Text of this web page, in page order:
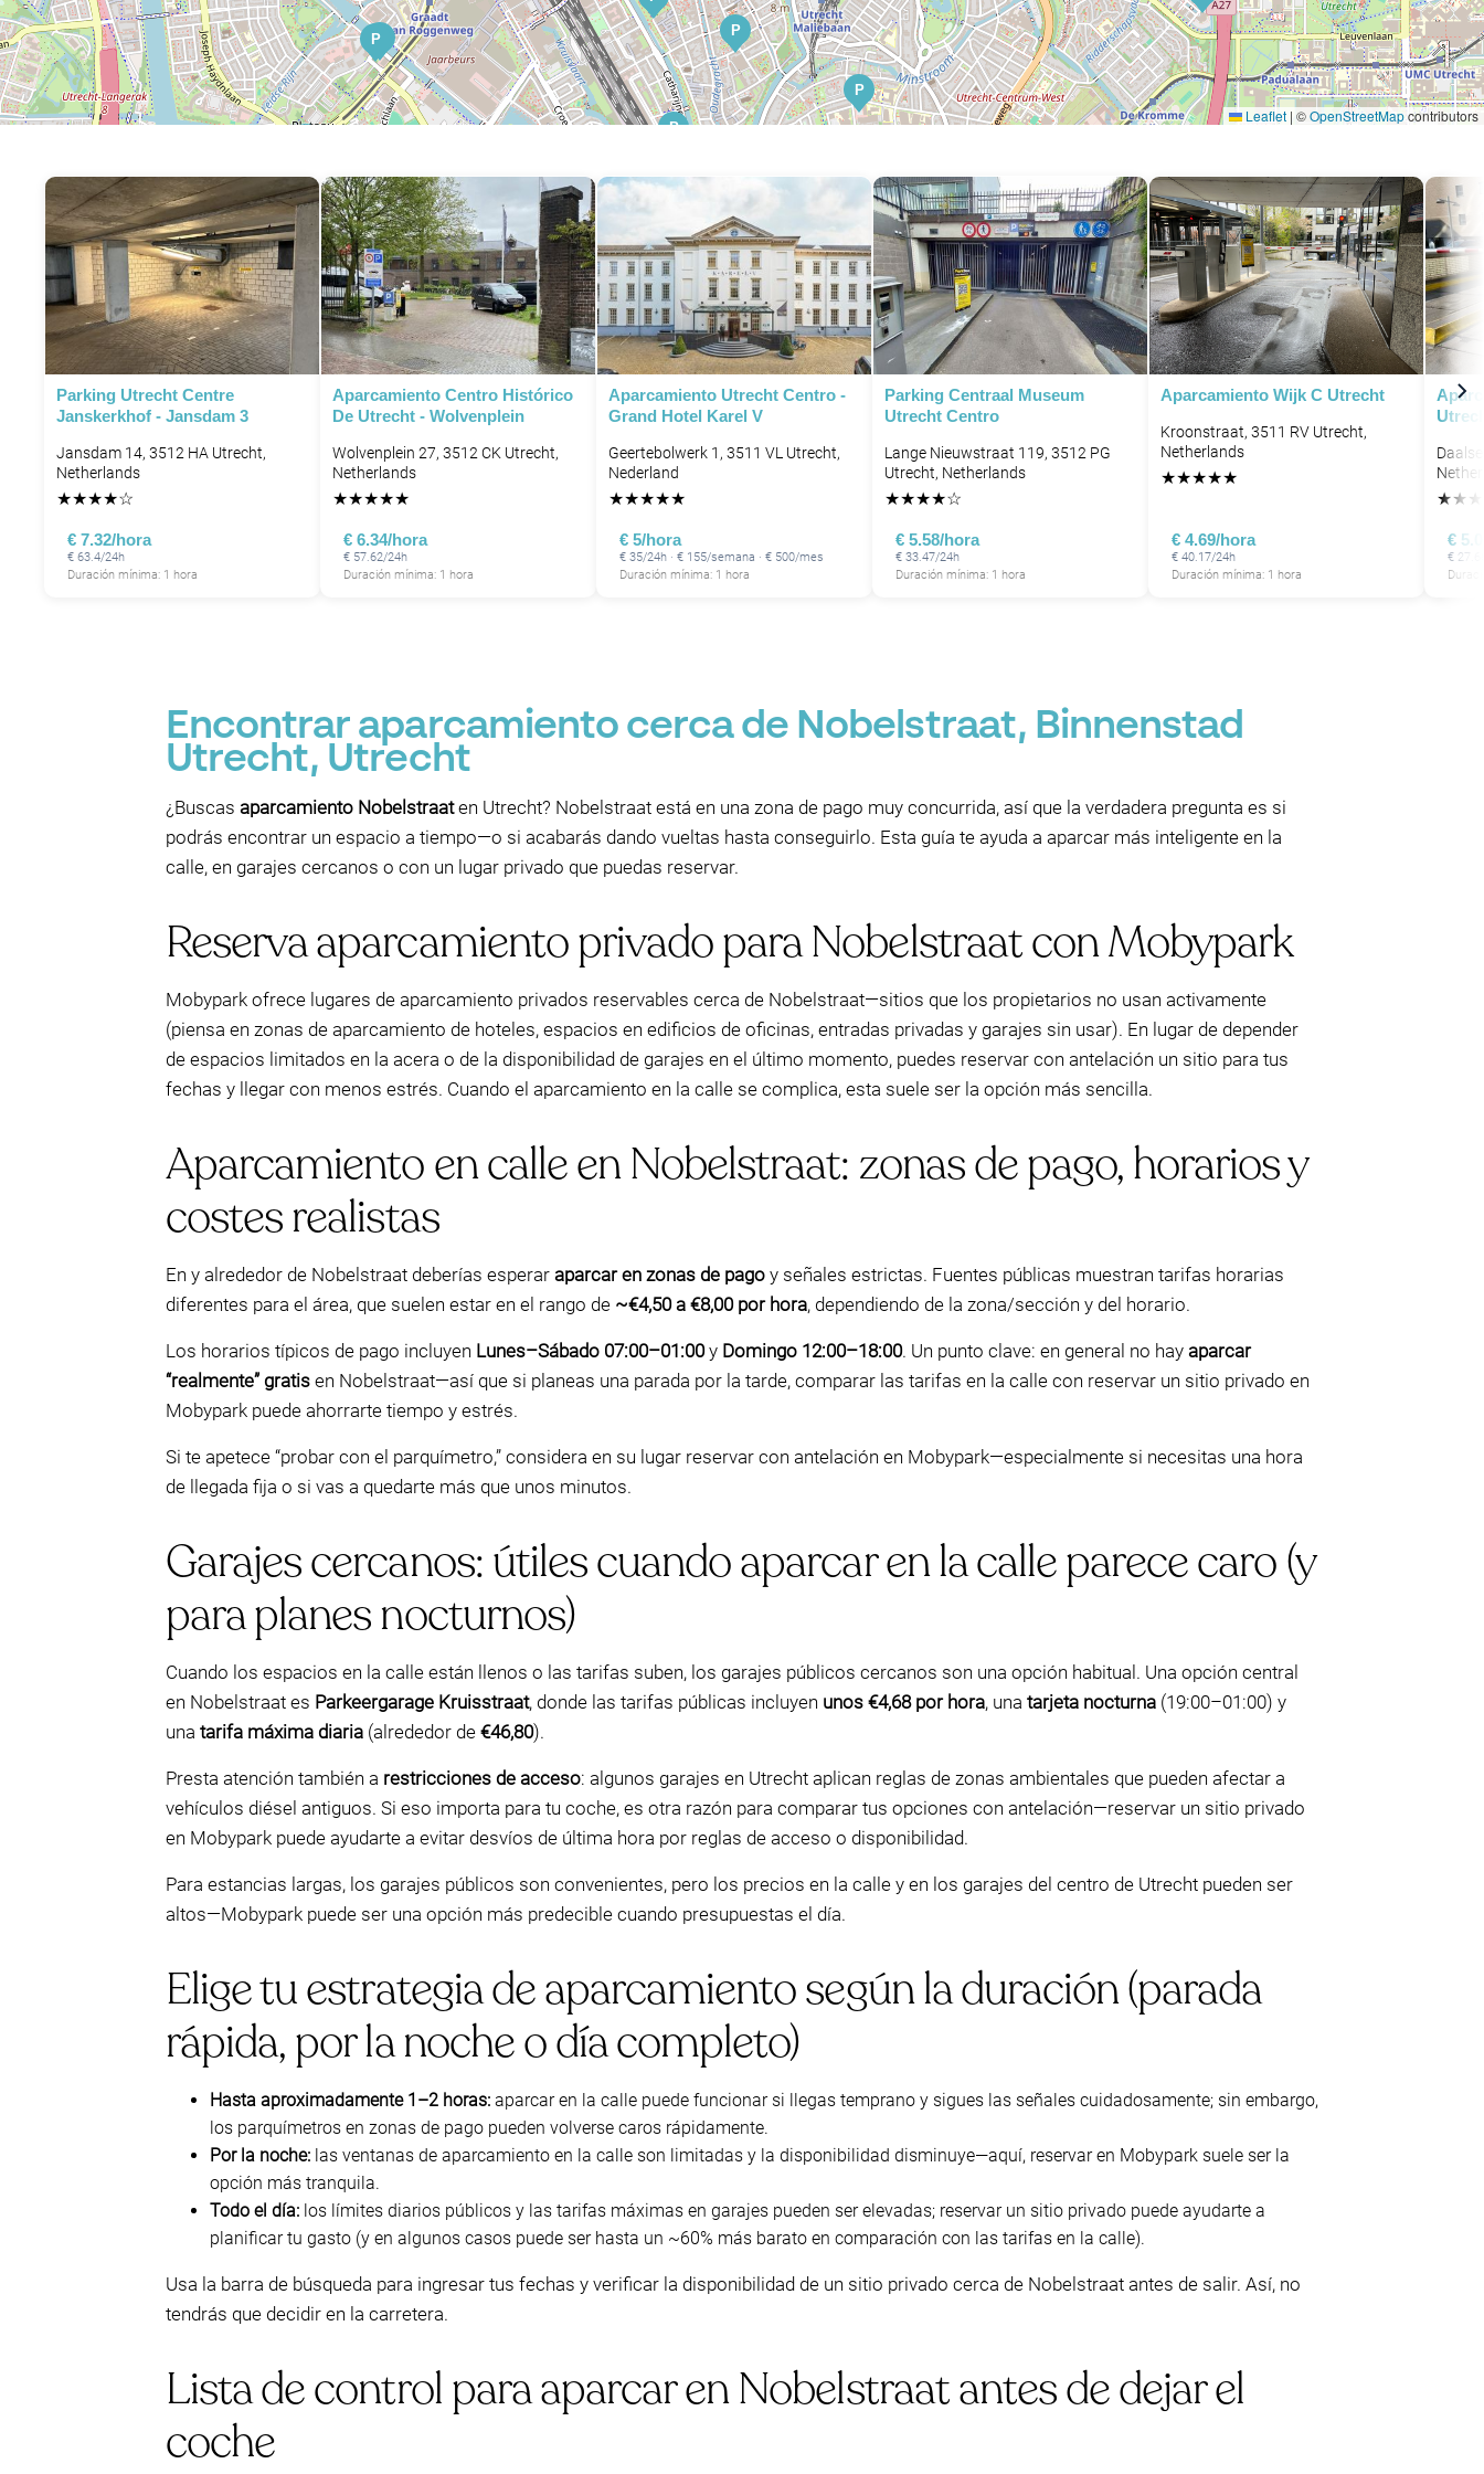
P
P
P
P
P
P
P
P
P
Leaflet | ©OpenStreetMapcontributors
Parking Utrecht Centre
Janskerkhof - Jansdam 3
Jansdam 14, 3512 HA Utrecht,
Netherlands
★★★★☆
€ 7.32/hora
€ 63.4/24h
Duración mínima: 1 hora
Aparcamiento Centro Histórico
De Utrecht - Wolvenplein
Wolvenplein 27, 3512 CK Utrecht,
Netherlands
★★★★★
€ 6.34/hora
€ 57.62/24h
Duración mínima: 1 hora
Aparcamiento Utrecht Centro -
Grand Hotel Karel V
Geertebolwerk 1, 3511 VL Utrecht,
Nederland
★★★★★
€ 5/hora
€ 35/24h · € 155/semana · € 500/mes
Duración mínima: 1 hora
Parking Centraal Museum
Utrecht Centro
Lange Nieuwstraat 119, 3512 PG
Utrecht, Netherlands
★★★★☆
€ 5.58/hora
€ 33.47/24h
Duración mínima: 1 hora
Aparcamiento Wijk C Utrecht
Kroonstraat, 3511 RV Utrecht,
Netherlands
★★★★★
€ 4.69/hora
€ 40.17/24h
Duración mínima: 1 hora
★★ ★
€
€
Encontrar aparcamiento cerca de Nobelstraat, Binnenstad
Utrecht, Utrecht
¿Buscas aparcamiento Nobelstraaten Utrecht? Nobelstraat está en una zona de pago muy concurrida, así que la verdadera pregunta es si
podrás encontrar un espacio a tiempo—o si acabarás dando vueltas hasta conseguirlo. Esta guía te ayuda a aparcar más inteligente en la
calle, en garajes cercanos o con un lugar privado que puedas reservar.
Reserva aparcamiento privado para Nobelstraat con Mobypark
Mobypark ofrece lugares de aparcamiento privados reservables cerca de Nobelstraat—sitios que los propietarios no usan activamente
(piensa en zonas de aparcamiento de hoteles, espacios en edificios de oficinas, entradas privadas y garajes sin usar). En lugar de depender
de espacios limitados en la acera o de la disponibilidad de garajes en el último momento, puedes reservar con antelación un sitio para tus
fechas y llegar con menos estrés. Cuando el aparcamiento en la calle se complica, esta suele ser la opción más sencilla.
Aparcamiento en calle en Nobelstraat: zonas de pago, horarios y
costes realistas
En y alrededor de Nobelstraat deberías esperar aparcar en zonas de pago y señales estrictas. Fuentes públicas muestran tarifas horarias
diferentes para el área, que suelen estar en el rango de ~€4,50 a €8,00 por hora, dependiendo de la zona/sección y del horario.
Los horarios típicos de pago incluyen Lunes–Sábado 07:00–01:00y Domingo 12:00–18:00. Un punto clave: en general no hay aparcar
“realmente” gratis en Nobelstraat—así que si planeas una parada por la tarde, comparar las tarifas en la calle con reservar un sitio privado en
Mobypark puede ahorrarte tiempo y estrés.
Si te apetece “probar con el parquímetro,” considera en su lugar reservar con antelación en Mobypark—especialmente si necesitas una hora
de llegada fija o si vas a quedarte más que unos minutos.
Garajes cercanos: útiles cuando aparcar en la calle parece caro (y
para planes nocturnos)
Cuando los espacios en la calle están llenos o las tarifas suben, los garajes públicos cercanos son una opción habitual. Una opción central
en Nobelstraat es Parkeergarage Kruisstraat, donde las tarifas públicas incluyen unos €4,68 por hora, una tarjeta nocturna (19:00–01:00) y
una tarifa máxima diaria (alrededor de €46,80).
Presta atención también a restricciones de acceso: algunos garajes en Utrecht aplican reglas de zonas ambientales que pueden afectar a
vehículos diésel antiguos. Si eso importa para tu coche, es otra razón para comparar tus opciones con antelación—reservar un sitio privado
en Mobypark puede ayudarte a evitar desvíos de última hora por reglas de acceso o disponibilidad.
Para estancias largas, los garajes públicos son convenientes, pero los precios en la calle y en los garajes del centro de Utrecht pueden ser
altos—Mobypark puede ser una opción más predecible cuando presupuestas el día.
Elige tu estrategia de aparcamiento según la duración (parada
rápida, por la noche o día completo)
Hasta aproximadamente 1–2 horas: aparcar en la calle puede funcionar si llegas temprano y sigues las señales cuidadosamente; sin embargo,
los parquímetros en zonas de pago pueden volverse caros rápidamente.
Por la noche: las ventanas de aparcamiento en la calle son limitadas y la disponibilidad disminuye—aquí, reservar en Mobypark suele ser la
opción más tranquila.
Todo el día: los límites diarios públicos y las tarifas máximas en garajes pueden ser elevadas; reservar un sitio privado puede ayudarte a
planificar tu gasto (y en algunos casos puede ser hasta un ~60% más barato en comparación con las tarifas en la calle).
Usa la barra de búsqueda para ingresar tus fechas y verificar la disponibilidad de un sitio privado cerca de Nobelstraat antes de salir. Así, no
tendrás que decidir en la carretera.
Lista de control para aparcar en Nobelstraat antes de dejar el
coche